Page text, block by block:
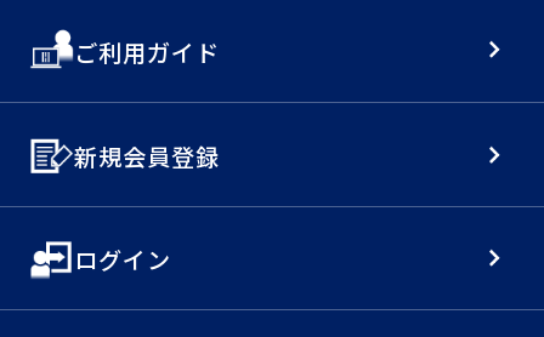
ご利用ガイド
新規会員登録
ログイン